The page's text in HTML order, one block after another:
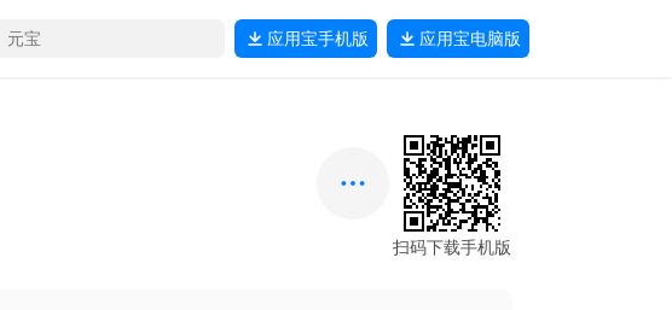
应用宝手机版 应用宝电脑版
扫码下载手机版